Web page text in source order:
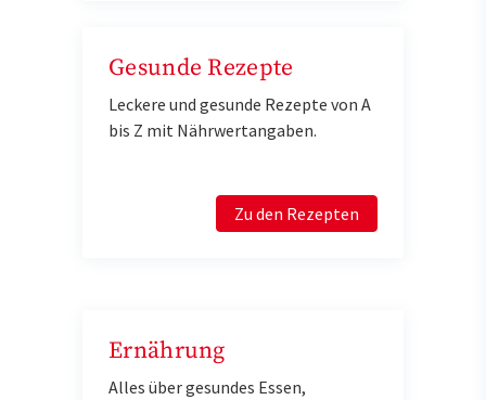
Gesunde Rezepte
Leckere und gesunde Rezepte von A
bis Z mit Nährwertangaben.
Zu den Rezepten
Ernährung
Alles über gesundes Essen,